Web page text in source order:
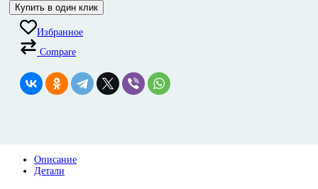
Купить в один клик
Избранное
Compare
Описание
Детали